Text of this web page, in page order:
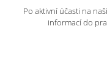
Po aktivní účasti na
informací do